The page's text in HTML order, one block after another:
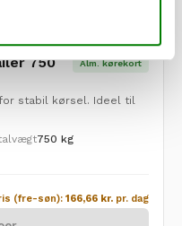
750
Alm. kørekort
stabil kørsel. Ideel til
750 kg
(fre-søn): 166,66 kr. pr. dag